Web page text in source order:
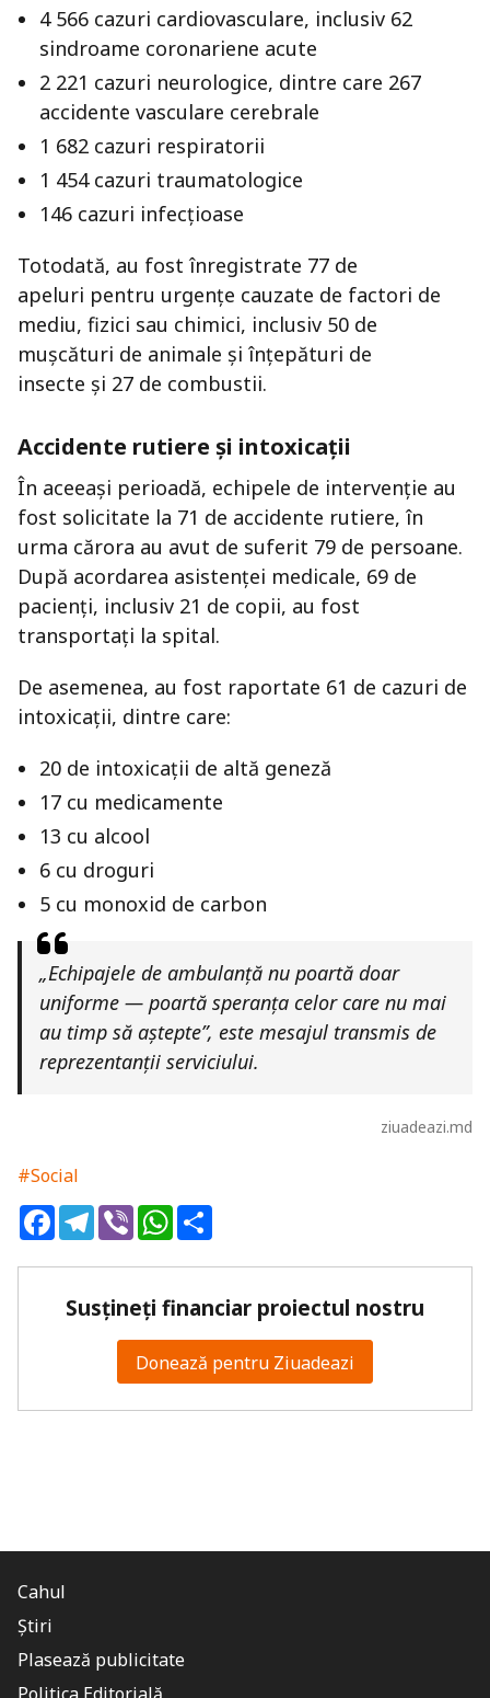
4 566 cazuri cardiovasculare, inclusiv 62
sindroame coronariene acute
2 221 cazuri neurologice, dintre care 267
accidente vasculare cerebrale
1 682 cazuri respiratorii
1 454 cazuri traumatologice
146 cazuri infecțioase
Totodată, au fost înregistrate 77 de
apeluri pentru urgențe cauzate de factori de
mediu, fizici sau chimici, inclusiv 50 de
mușcături de animale și înțepături de
insecte și 27 de combustii.
Accidente rutiere și intoxicații
În aceeași perioadă, echipele de intervenție au
fost solicitate la 71 de accidente rutiere, în
urma cărora au avut de suferit 79 de persoane.
După acordarea asistenței medicale, 69 de
pacienți, inclusiv 21 de copii, au fost
transportați la spital.
De asemenea, au fost raportate 61 de cazuri de
intoxicații, dintre care:
20 de intoxicații de altă geneză
17 cu medicamente
13 cu alcool
6 cu droguri
5 cu monoxid de carbon
„Echipajele de ambulanță nu poartă doar
uniforme — poartă speranța celor care nu mai
au timp să aștepte”, este mesajul transmis de
reprezentanții serviciului.
ziuadeazi.md
#Social
FacebookTelegram
ViberWhatsApp
Susțineți financiar proiectul nostru
Donează pentru Ziuadeazi
Cahul
Știri
Plasează publicitate